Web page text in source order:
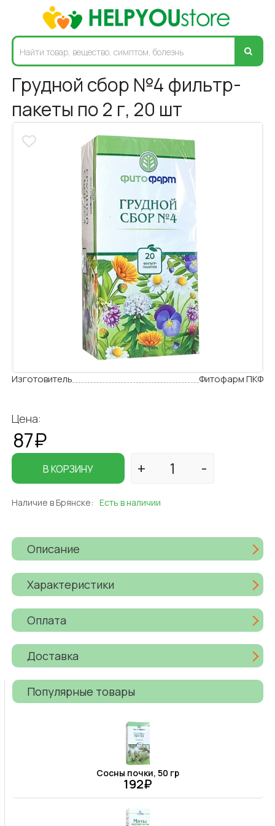
Грудной сбор №4 фильтр-
пакеты по 2 г, 20 шт
Изготовитель Фитофарм ПКФ
Цена:
87₽
В КОРЗИНУ
Наличие в Брянске: Есть в наличии
Описание
Характеристики
Оплата
Доставка
Популярные товары
Сосны почки, 50 гр
192₽